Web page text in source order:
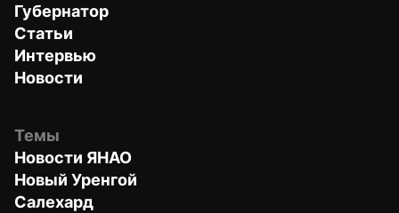
Губернатор
Статьи
Интервью
Новости
Темы
Новости ЯНАО
Новый Уренгой
Салехард